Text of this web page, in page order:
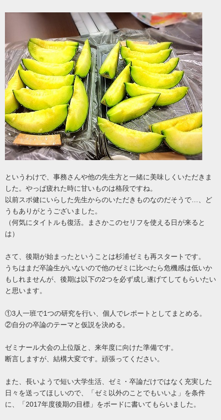
というわけで、事務さんや他の先生方と一緒に美味しくいただきま
した。やっぱ疲れた時に甘いものは格段ですね。
以前スポ健にいらした先生からのいただきものなのだそうで…、ど
うもありがとうございました。
（何気にタイトルも復活。まさかこのセリフを使える日が来ると
は）
さて、後期が始まったということは杉浦ゼミも再スタートです。
うちはまだ卒論生がいないので他のゼミに比べたら危機感は低いか
もしれませんが、後期は以下の2つを必ず成し遂げてしてもらいたい
と思います。
①3人一班で1つの研究を行い、個人でレポートとしてまとめる。
②自分の卒論のテーマと仮説を決める。
ゼミナール大会の上位版と、来年度に向けた準備です。
断言しますが、結構大変です。頑張ってください。
また、長いようで短い大学生活、ゼミ・卒論だけではなく充実した
日々を送ってほしいので、「ゼミ以外のことでもいいよ」を条件
に、「2017年度後期の目標」をボードに書いてもらいました。